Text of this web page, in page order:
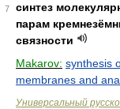
7
синтез
парам
связности
Makarov: synthesis
membranes and
Универсальный